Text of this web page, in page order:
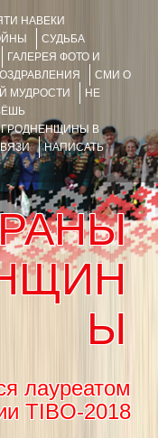
НАВЕКИ
СУДЬБА
ГАЛЕРЕЯ ФОТО И
СМИ О
МУДРОСТИ
НЕ
В
НАПИСАТЬ
Ы
лауреатом
TIBO-2018